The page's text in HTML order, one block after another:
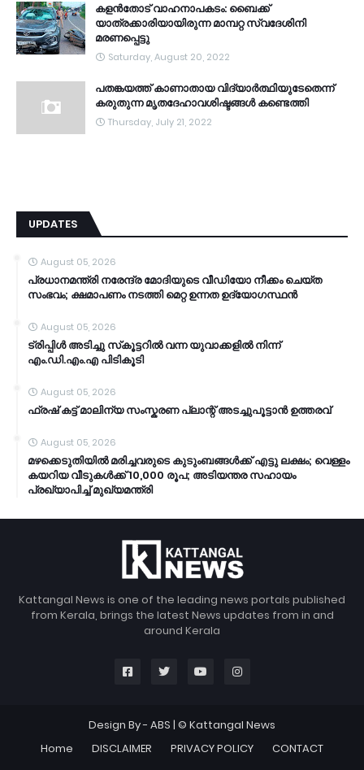
കളൻതോട് വാഹനാപകടം: ബൈക്ക്
യാത്രക്കാരിയായിരുന്ന മാമ്പറ്റ സ്വദേശിനി
മരണപ്പെട്ടു
Saturday, August 20, 2022
പതങ്കയത്ത് കാണാതായ വിദ്യാർത്ഥിയുടേതെന്ന്
കരുതുന്ന മൃതദേഹാവശിഷ്ടങ്ങൾ കണ്ടെത്തി
Thursday, July 21, 2022
UPDATES
August 05, 2026
പ്രധാനമന്ത്രി നരേന്ദ്ര മോദിയുടെ വീഡിയോ നീക്കം ചെയ്ത
സംഭവം; ക്ഷമാപണം നടത്തി മെറ്റ ഉന്നത ഉദ്യോഗസ്ഥന്‍
August 05, 2026
ട്രിപ്പിള്‍ അടിച്ചു സ്‌കൂട്ടറില്‍ വന്ന യുവാക്കളില്‍ നിന്ന്
എം.ഡി.എം.എ പിടികൂടി
August 05, 2026
ഫ്രഷ് കട്ട് മാലിന്യ സംസ്കരണ പ്ലാന്റ് അടച്ചുപൂട്ടാൻ ഉത്തരവ്
August 05, 2026
മഴക്കെടുതിയിൽ മരിച്ചവരുടെ കുടുംബങ്ങൾക്ക് എട്ടു ലക്ഷം; വെള്ളം
കയറിയ വീടുകൾക്ക് 10,000 രൂപ; അടിയന്തര സഹായം
പ്രഖ്യാപിച്ച് മുഖ്യമന്ത്രി
Kattangal News is one of the leading news portals published
from Kerala, brings the latest News updates from in and
around Kerala
Design By - ABS | © Kattangal News
Home
DISCLAIMER PRIVACY POLICY CONTACT